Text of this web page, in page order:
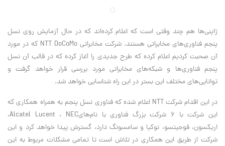
ژاپنی‌ها هم چند وقتی است که اعلام کرده‌اند که در حال آزمایش روی نسل
پنجم فناوری‌های مخابراتی هستند. شرکت مخابراتی NTT DoCoMo که در مورد
آن صحبت کردیم اعلام کرده که طرح جدیدی را آغاز کرده که در قالب آن نسل
پنجم فناوری‌ها و شبکه‌های مخابراتی مورد بررسی قرار خواهد گرفت و
توانایی‌های مختلف این بستر در این راه شناسایی خواهد شد.
در این اقدام شرکتNTTاعلام شده که فناوری نسل پنجم به همراه همکاری که
این شرکت با 6 شرکت بزرگ فناوری با نام‌های
NEC ، Alcatel Lucent،
اریکسون، فوجیتسو، نوکیا و سامسونگ دارد، گسترش پیدا خواهد کرد و این
شرکت از طریق این همکاری در تلاش است تا تمامی مشکلات مربوط به این